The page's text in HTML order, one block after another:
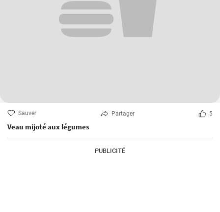
Sauver Partager 5
Veau mijoté aux légumes
PUBLICITÉ